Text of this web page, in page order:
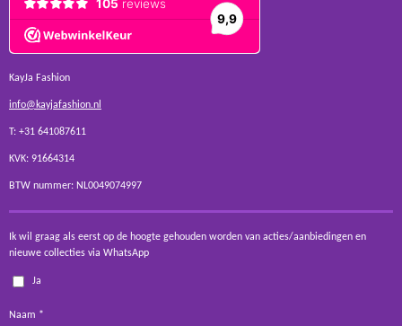
KayJa Fashion
info@kayjafashion.nl
T: +31 641087611
KVK: 91664314
BTW nummer: NL0049074997
Ik wil graag als eerst op de hoogte gehouden worden van acties/aanbiedingen en
nieuwe collecties via WhatsApp
Ja
Naam *